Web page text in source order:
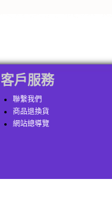
客戶服務
聯繫我們
商品退換貨
網站總導覽